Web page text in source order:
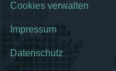
Cookies verwalten
Impressum
Datenschutz